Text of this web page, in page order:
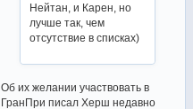
Нейтан, и Карен, но
лучше так, чем
отсутствие в списках)
Об их желании участвовать в
ГранПри писал Херш недавно